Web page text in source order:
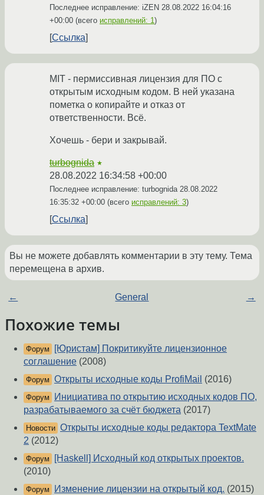
Последнее исправление: iZEN 28.08.2022 16:04:16
+00:00 (всего исправлений: 1)
Ссылка
MIT - пермиссивная лицензия для ПО с
открытым исходным кодом. В ней указана
пометка о копирайте и отказ от
ответственности. Всё.
Хочешь - бери и закрывай.
turbognida ★
28.08.2022 16:34:58 +00:00
Последнее исправление: turbognida 28.08.2022
16:35:32 +00:00 (всего исправлений: 3)
Ссылка
Вы не можете добавлять комментарии в эту тему. Тема
перемещена в архив.
← General →
Похожие темы
Форум
[Юристам] Покритикуйте лицензионное
соглашение (2008)
Форум Открыты исходные коды ProfiMail (2016)
Форум
Инициатива по открытию исходных кодов ПО,
разрабатываемого за счёт бюджета (2017)
Новости Открыты исходные коды редактора TextMate
2 (2012)
Форум
[Haskell] Исходный код открытых проектов.
(2010)
Форум Изменение лицензии на открытый код. (2015)